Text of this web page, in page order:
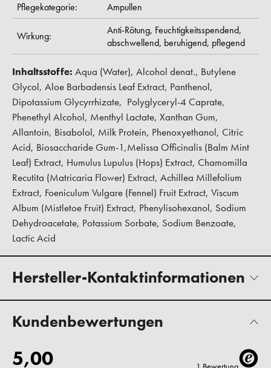
Pflegekategorie:
Ampullen
Wirkung: Anti-Rötung, Feuchtigkeitsspendend,
abschwellend, beruhigend, pflegend
Inhaltsstoffe: Aqua (Water), Alcohol denat., Butylene
Glycol, Aloe Barbadensis Leaf Extract, Panthenol,
Dipotassium Glycyrrhizate, Polyglyceryl-4 Caprate,
Phenethyl Alcohol, Menthyl Lactate, Xanthan Gum,
Allantoin, Bisabolol, Milk Protein, Phenoxyethanol, Citric
Acid, Biosaccharide Gum-1,Melissa Officinalis (Balm Mint
Leaf) Extract, Humulus Lupulus (Hops) Extract, Chamomilla
Recutita (Matricaria Flower) Extract, Achillea Millefolium
Extract, Foeniculum Vulgare (Fennel) Fruit Extract, Viscum
Album (Mistletoe Fruit) Extract, Phenylisohexanol, Sodium
Dehydroacetate, Potassium Sorbate, Sodium Benzoate,
Lactic Acid
Hersteller-Kontaktinformationen
Kundenbewertungen